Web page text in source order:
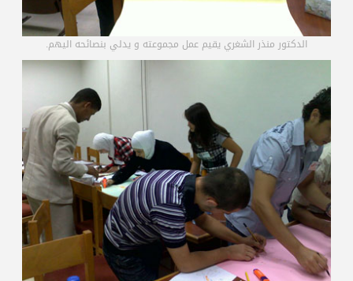
الدكتور منذر الشغري يقيم عمل مجموعته و يدلي بنصائحه اليهم.